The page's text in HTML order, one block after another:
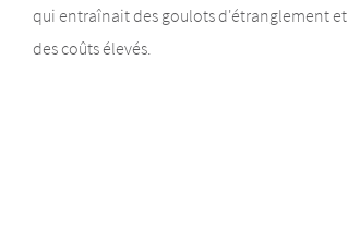
qui entraînait des goulots d'étranglement et
des coûts élevés.